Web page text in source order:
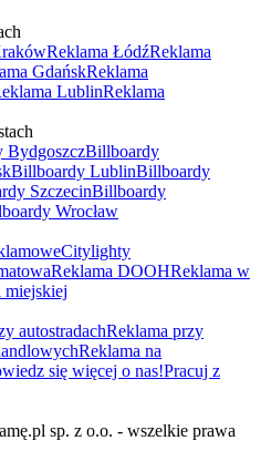
Reklama ŁódźReklama
GdańskReklama
LublinReklama
BydgoszczBillboardy
Billboardy LublinBillboardy
SzczecinBillboardy
Wrocław
Citylighty
Reklama DOOHReklama w
miejskiej
autostradachReklama przy
Reklama na
się więcej o nas!Pracuj z
sp. z o.o. - wszelkie prawa